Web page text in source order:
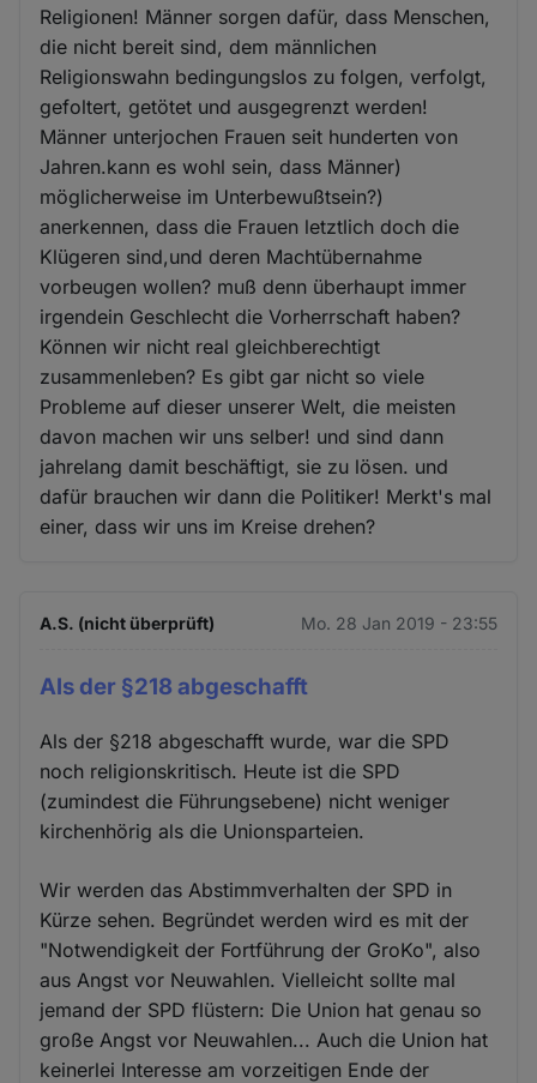
Religionen! Männer sorgen dafür, dass Menschen,
die nicht bereit sind, dem männlichen
Religionswahn bedingungslos zu folgen, verfolgt,
gefoltert, getötet und ausgegrenzt werden!
Männer unterjochen Frauen seit hunderten von
Jahren.kann es wohl sein, dass Männer)
möglicherweise im Unterbewußtsein?)
anerkennen, dass die Frauen letztlich doch die
Klügeren sind,und deren Machtübernahme
vorbeugen wollen? muß denn überhaupt immer
irgendein Geschlecht die Vorherrschaft haben?
Können wir nicht real gleichberechtigt
zusammenleben? Es gibt gar nicht so viele
Probleme auf dieser unserer Welt, die meisten
davon machen wir uns selber! und sind dann
jahrelang damit beschäftigt, sie zu lösen. und
dafür brauchen wir dann die Politiker! Merkt's mal
einer, dass wir uns im Kreise drehen?
A.S. (nicht überprüft) Mo. 28 Jan 2019 - 23:55
Als der §218 abgeschafft
Als der §218 abgeschafft wurde, war die SPD
noch religionskritisch. Heute ist die SPD
(zumindest die Führungsebene) nicht weniger
kirchenhörig als die Unionsparteien.
Wir werden das Abstimmverhalten der SPD in
Kürze sehen. Begründet werden wird es mit der
"Notwendigkeit der Fortführung der GroKo", also
aus Angst vor Neuwahlen. Vielleicht sollte mal
jemand der SPD flüstern: Die Union hat genau so
große Angst vor Neuwahlen... Auch die Union hat
keinerlei Interesse am vorzeitigen Ende der